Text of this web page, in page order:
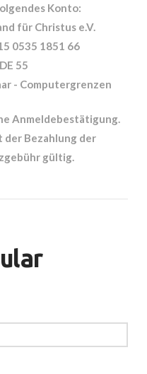
Konto:
für Christus e.V.
0535 1851 66
55
- Computergrenzen
Anmeldebestätigung.
der Bezahlung der
gültig.